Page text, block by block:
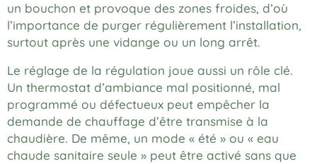
un bouchon et provoque des zones froides, d’où
l’importance de purger régulièrement l’installation,
surtout après une vidange ou un long arrêt.
Le réglage de la régulation joue aussi un rôle clé.
Un thermostat d’ambiance mal positionné, mal
programmé ou défectueux peut empêcher la
demande de chauffage d’être transmise à la
chaudière. De même, un mode « été » ou « eau
chaude sanitaire seule » peut être activé sans que